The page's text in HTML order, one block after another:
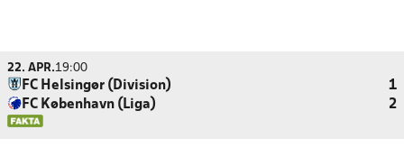
22. APR.19:00
FC Helsingør (Division)
1
FC København (Liga)
2